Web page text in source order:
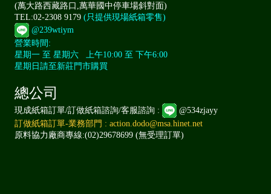
(萬大路西藏路口,萬華國中停車場斜對面)
TEL:02-2308 9179 (只提供現場紙箱零售)
@239wtiym
營業時間:
星期一 至 星期六 上午10:00 至 下午6:00
星期日請至新莊門市購買
總公司
現成紙箱訂單/訂做紙箱諮詢/客服諮詢 :
@534zjayy
訂做紙箱訂單-業務部門 : action.dodo@msa.hinet.net
原料協力廠商專線:(02)29678699 (無受理訂單)